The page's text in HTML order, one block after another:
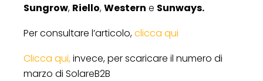
Sungrow, Riello,Western e Sunways.
Per consultare l’articolo,clicca qui
Clicca qui,invece, per scaricare il numero di
marzo di SolareB2B